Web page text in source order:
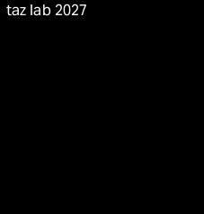
taz lab 2027